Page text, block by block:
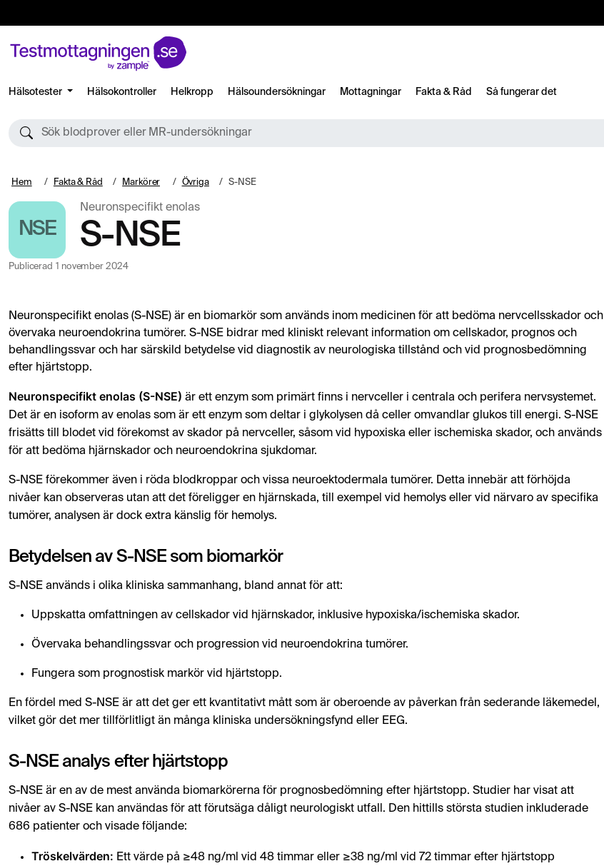
Hälsotester Hälsokontroller Helkropp Hälsoundersökningar Mottagningar Fakta & Råd Så fungerar det
Sök blodprover eller MR-undersökningar
Hem Fakta & Råd Markörer Övriga S-NSE
NSE
Neuronspecifikt enolas
S-NSE
Publicerad 1 november 2024
Neuronspecifikt enolas (S-NSE) är en biomarkör som används inom medicinen för att bedöma nervcellsskador och
övervaka neuroendokrina tumörer. S-NSE bidrar med kliniskt relevant information om cellskador, prognos och
behandlingssvar och har särskild betydelse vid diagnostik av neurologiska tillstånd och vid prognosbedömning
efter hjärtstopp.
Neuronspecifikt enolas (S-NSE) är ett enzym som primärt finns i nervceller i centrala och perifera nervsystemet.
Det är en isoform av enolas som är ett enzym som deltar i glykolysen då celler omvandlar glukos till energi. S-NSE
frisätts till blodet vid förekomst av skador på nervceller, såsom vid hypoxiska eller ischemiska skador, och används
för att bedöma hjärnskador och neuroendokrina sjukdomar.
S-NSE förekommer även i röda blodkroppar och vissa neuroektodermala tumörer. Detta innebär att förhöjda
nivåer kan observeras utan att det föreligger en hjärnskada, till exempel vid hemolys eller vid närvaro av specifika
tumörer, analysen är dock extra känslig för hemolys.
Betydelsen av S-NSE som biomarkör
S-NSE används i olika kliniska sammanhang, bland annat för att:
Uppskatta omfattningen av cellskador vid hjärnskador, inklusive hypoxiska/ischemiska skador.
Övervaka behandlingssvar och progression vid neuroendokrina tumörer.
Fungera som prognostisk markör vid hjärtstopp.
En fördel med S-NSE är att det ger ett kvantitativt mått som är oberoende av påverkan från sederande läkemedel,
vilket gör det mer tillförlitligt än många kliniska undersökningsfynd eller EEG.
S-NSE analys efter hjärtstopp
S-NSE är en av de mest använda biomarkörerna för prognosbedömning efter hjärtstopp. Studier har visat att
nivåer av S-NSE kan användas för att förutsäga dåligt neurologiskt utfall. Den hittills största studien inkluderade
686 patienter och visade följande:
Tröskelvärden: Ett värde på ≥48 ng/ml vid 48 timmar eller ≥38 ng/ml vid 72 timmar efter hjärtstopp